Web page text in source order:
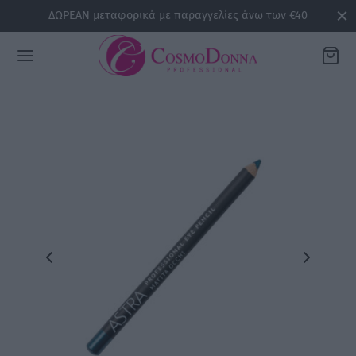
ΔΩΡΕΑΝ μεταφορικά με παραγγελίες άνω των €40